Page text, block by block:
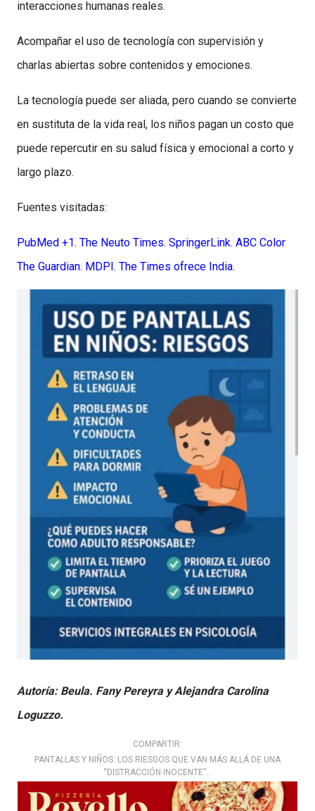
interacciones humanas reales.
Acompañar el uso de tecnología con supervisión y
charlas abiertas sobre contenidos y emociones.
La tecnología puede ser aliada, pero cuando se convierte
en sustituta de la vida real, los niños pagan un costo que
puede repercutir en su salud física y emocional a corto y
largo plazo.
Fuentes visitadas:
PubMed +1. The Neuto Times. SpringerLink. ABC Color
The Guardian. MDPI. The Times ofrece India.
Autoría: Beula. Fany Pereyra y Alejandra Carolina
Loguzzo.
COMPARTIR:
PANTALLAS Y NIÑOS: LOS RIESGOS QUE VAN MÁS ALLÁ DE UNA
“DISTRACCIÓN INOCENTE”…